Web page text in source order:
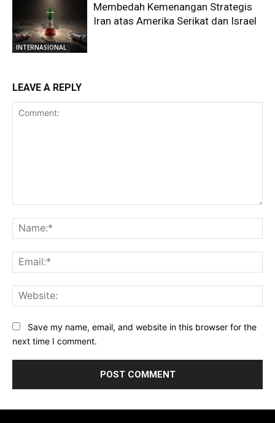
INTERNASIONAL
Membedah Kemenangan Strategis
Iran atas Amerika Serikat dan Israel
LEAVE A REPLY
Save my name, email, and website in this browser for the
next time I comment.